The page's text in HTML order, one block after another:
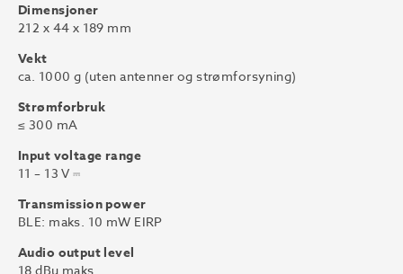
Dimensjoner
212 x 44 x 189 mm
Vekt
ca. 1000 g (uten antenner og strømforsyning)
Strømforbruk
≤ 300 mA
Input voltage range
11 – 13 V ⎓
Transmission power
BLE: maks. 10 mW EIRP
Audio output level
18 dBu maks.